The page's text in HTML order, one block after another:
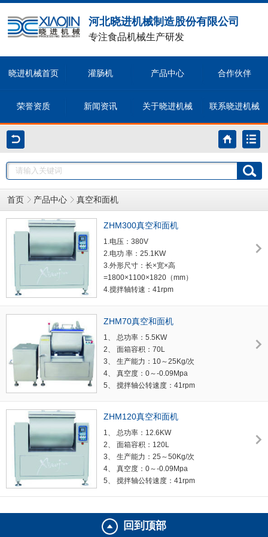
河北晓进机械制造股份有限公司
专注食品机械生产研发
晓进机械首页 灌肠机 产品中心 合作伙伴
荣誉资质 新闻资讯 关于晓进机械 联系晓进机械
首页 产品中心 真空和面机
ZHM300真空和面机
1.电压：380V
2.电功 率：25.1KW
3.外形尺寸：长×宽×高
=1800×1100×1820（mm）
4.搅拌轴转速：41rpm
7.真空度：0-- -0.09Mpa
8.水循环真空泵：100-220L/分
9.面箱厚度：12mm
10.面箱容积：300L
11.和面量：75-100kg
ZHM70真空和面机
1、 总功率：5.5KW
2、 面箱容积：70L
3、 生产能力：10～25Kg/次
4、 真空度：0～-0.09Mpa
5、 搅拌轴公转速度：41rpm
8、 机器重量：300kg
ZHM120真空和面机
1、 总功率：12.6KW
2、 面箱容积：120L
3、 生产能力：25～50Kg/次
4、 真空度：0～-0.09Mpa
5、 搅拌轴公转速度：41rpm
回到顶部